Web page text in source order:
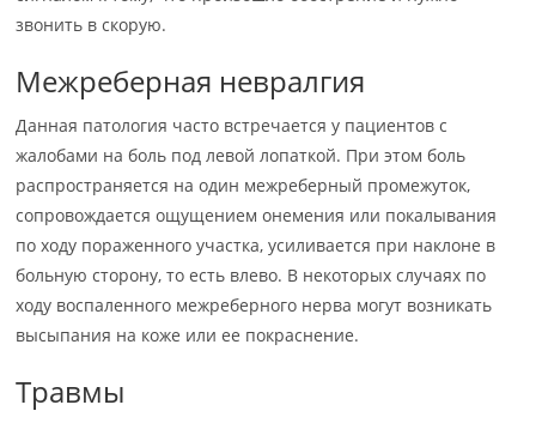
звонить в скорую.
Межреберная невралгия
Данная патология часто встречается у пациентов с
жалобами на боль под левой лопаткой. При этом боль
распространяется на один межреберный промежуток,
сопровождается ощущением онемения или покалывания
по ходу пораженного участка, усиливается при наклоне в
больную сторону, то есть влево. В некоторых случаях по
ходу воспаленного межреберного нерва могут возникать
высыпания на коже или ее покраснение.
Травмы